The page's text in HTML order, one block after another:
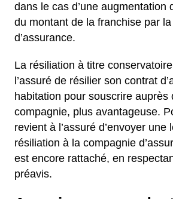
dans le cas d’une augmentation
du montant de la franchise par
d’assurance.
La résiliation à titre
l’assuré de résilier son contrat
habitation pour souscrire auprès
compagnie, plus avantageuse.
revient à l’assuré d’envoyer une
résiliation à la compagnie
est encore rattaché, en
préavis.